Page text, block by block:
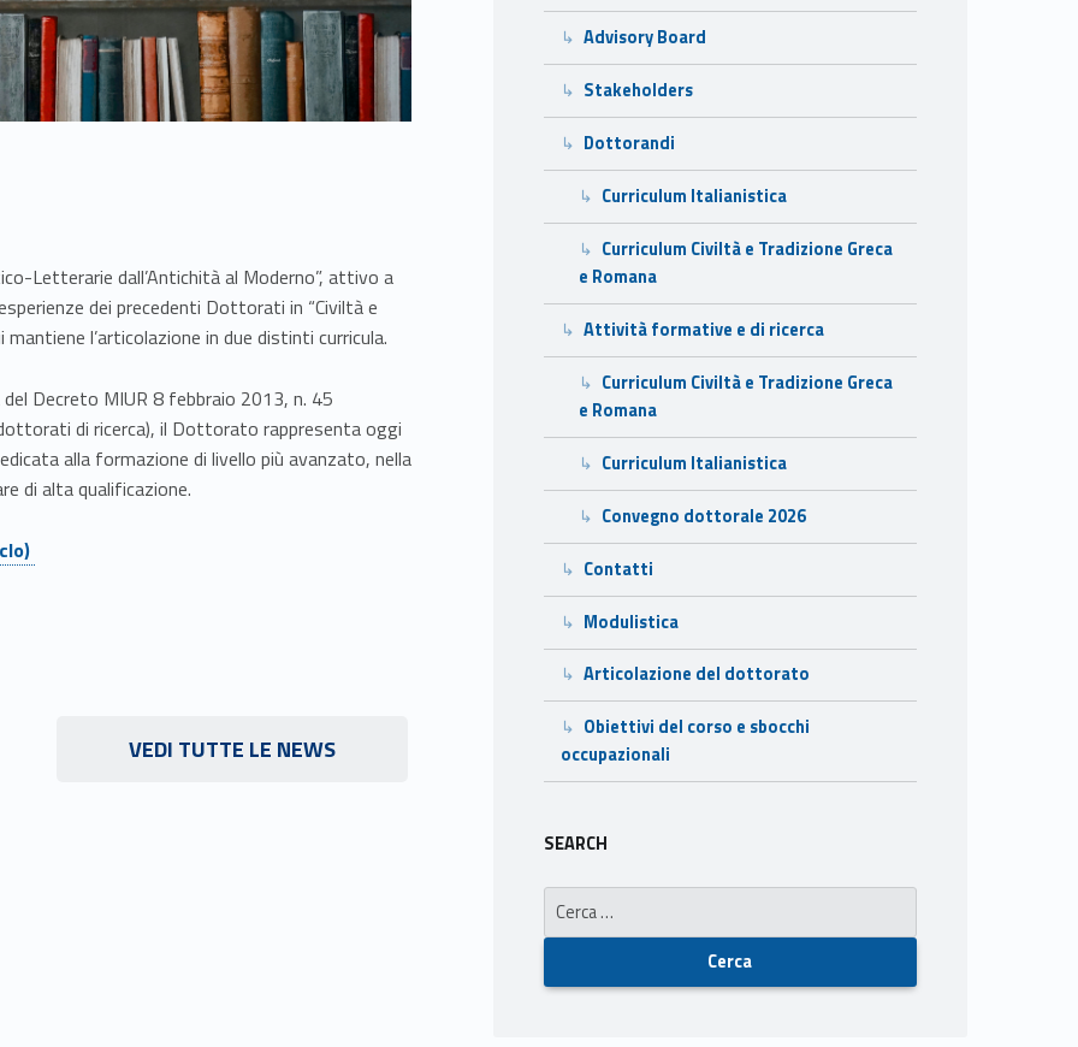
Letterarie dall’Antichità al Moderno”, attivo a
dei precedenti Dottorati in “Civiltà e
l’articolazione in due distinti curricula.
Decreto MIUR 8 febbraio 2013, n. 45
di ricerca), il Dottorato rappresenta oggi
alla formazione di livello più avanzato, nella
di alta qualificazione.
VEDI TUTTE LE NEWS
Advisory Board
Stakeholders
Dottorandi
Curriculum Italianistica
Curriculum Civiltà e Tradizione Greca
e Romana
Attività formative e di ricerca
Curriculum Civiltà e Tradizione Greca
e Romana
Curriculum Italianistica
Convegno dottorale 2026
Contatti
Modulistica
Articolazione del dottorato
Obiettivi del corso e sbocchi
occupazionali
SEARCH
Ricerca per: